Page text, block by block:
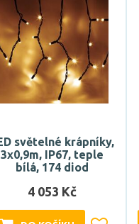
světelné krápníky,
3x0,9m, IP67, teple
bílá, 174 diod
4 053 Kč